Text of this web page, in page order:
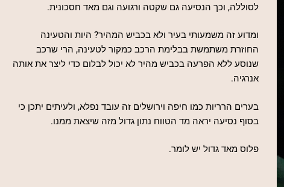
לסוללה, וכך הנסיעה גם שקטה ורגועה וגם מאד חסכונית.
ומדוע זה משמעותי בעיר ולא בכביש המהיר? היות והטעינה
החוזרת משתמשת בבלימת הרכב כמקור לטעינה, הרי שרכב
שנוסע ללא הפרעה בכביש מהיר לא יכול לבלום כדי ליצר את אותה
אנרגיה.
בערים הרריות כמו חיפה וירושלים זה עובד נפלא, ולעיתים יתכן כי
בסוף נסיעה יראה מד הטווח נתון גדול מזה שיצאת ממנו.
פלוס מאד גדול יש לומר.